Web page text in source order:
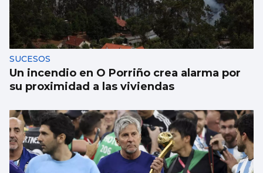
SUCESOS
Un incendio en O Porriño crea alarma por
su proximidad a las viviendas